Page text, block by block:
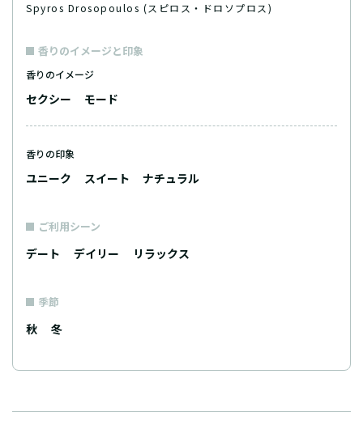
Spyros Drosopoulos (スピロス・ドロソプロス)
香りのイメージと印象
香りのイメージ
セクシー モード
香りの印象
ユニーク スイート ナチュラル
ご利用シーン
デート デイリー リラックス
季節
秋 冬